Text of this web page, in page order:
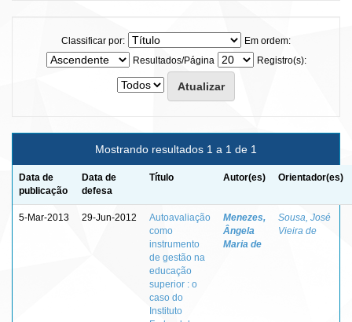
Classificar por:
Em ordem:
Resultados/Página
Registro(s):
Mostrando resultados 1 a 1 de 1
Data de
publicação
Data de
defesa
Título Autor(es) Orientador(es)
5-Mar-2013 29-Jun-2012
Autoavaliação
como
instrumento
de gestão na
educação
superior : o
caso do
Instituto
Menezes,
Ângela
Maria de
Sousa, José
Vieira de